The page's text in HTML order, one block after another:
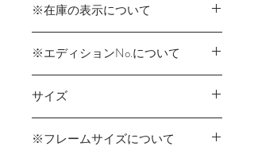
※在庫の表示について
注文時に在庫切れが発生する可能性が
あります。
その場合はご連絡させていただきます
ので、予めご了承くださいませ。
※エディションNo.について
らお選びいただけますが、番号を指定
してのお取り寄せはできかねます。ま
た、店頭以外の場所で展示中の作品が
ある場合があります。
サイズ
※フレームサイズについて